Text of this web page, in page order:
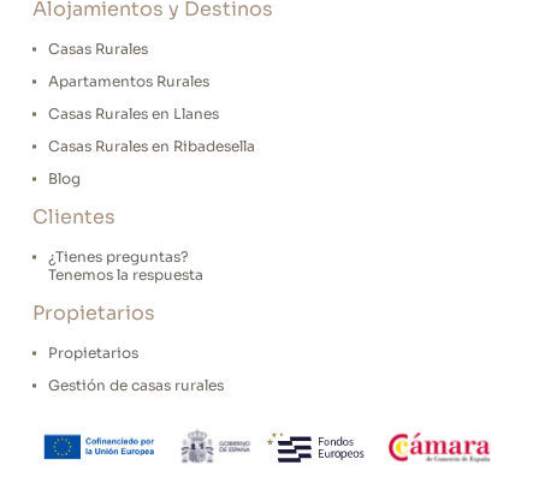
Alojamientos y Destinos
Casas Rurales
Apartamentos Rurales
Casas Rurales en Llanes
Casas Rurales en Ribadesella
Blog
Clientes
¿Tienes preguntas?
Tenemos la respuesta
Propietarios
Propietarios
Gestión de casas rurales